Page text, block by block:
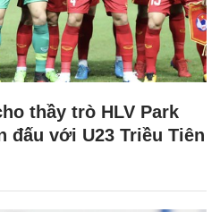
thầy trò HLV Park
đấu với U23 Triều Tiên